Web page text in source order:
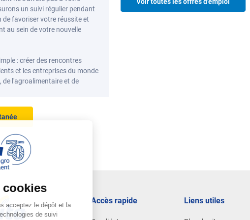
un suivi régulier pendant
favoriser votre réussite et
au sein de votre nouvelle
: créer des rencontres
et les entreprises du monde
de l'agroalimentaire et de
Accès rapide Liens utiles